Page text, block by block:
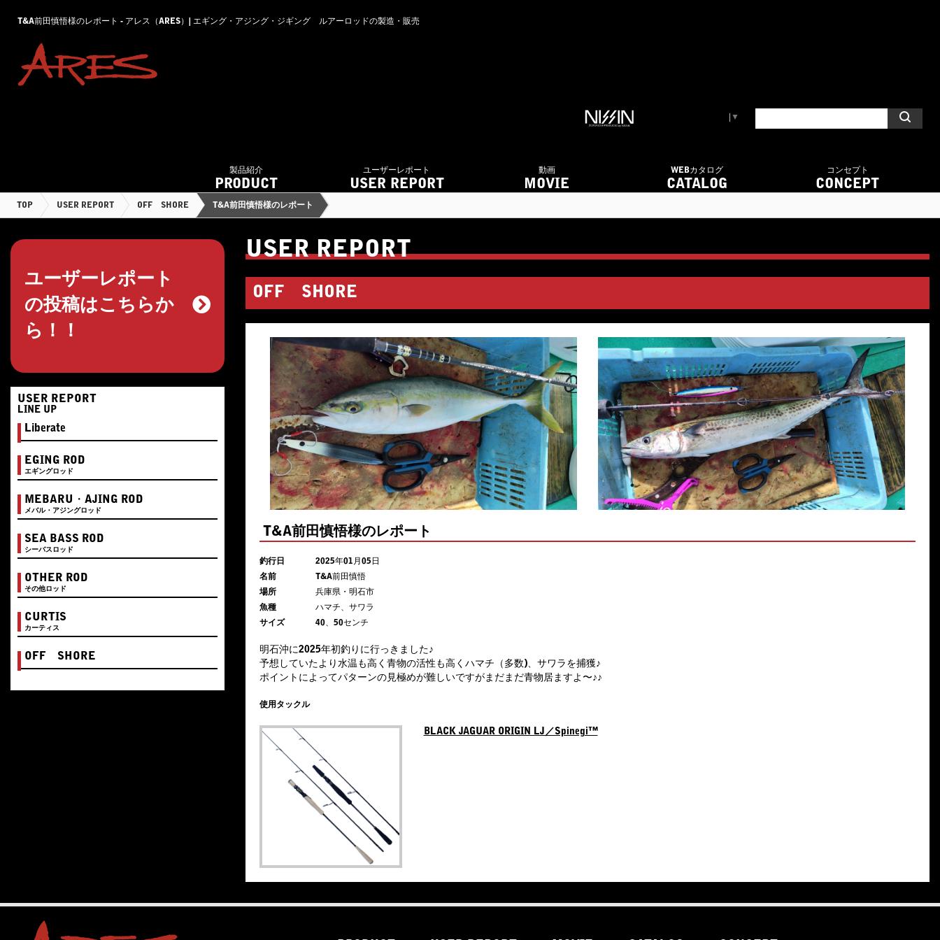
T&A前田慎悟様のレポート - アレス（ARES）| エギング・アジング・ジギング ルアーロッドの製造・販売
▼
製品紹介
PRODUCT
ユーザーレポート
USER REPORT
動画
MOVIE
WEBカタログ
CATALOG
コンセプト
CONCEPT
TOP USER REPORT OFF SHORE T&A前田慎悟様のレポート
ユーザーレポート
の投稿はこちらか
ら！！
USER REPORT
LINE UP
Liberate
EGING ROD
エギングロッド
MEBARU・AJING ROD
メバル・アジングロッド
SEA BASS ROD
シーバスロッド
OTHER ROD
その他ロッド
CURTIS
カーティス
OFF SHORE
USER REPORT
OFF SHORE
T&A前田慎悟様のレポート
釣行日
2025年01月05日
名前
T&A前田慎悟
場所
兵庫県・明石市
魚種
ハマチ、サワラ
サイズ
40、50センチ
明石沖に2025年初釣りに行っきました♪
予想していたより水温も高く青物の活性も高くハマチ（多数)、サワラを捕獲♪
ポイントによってパターンの見極めが難しいですがまだまだ青物居ますよ〜♪♪
使用タックル
BLACK JAGUAR ORIGIN LJ／Spinegi™